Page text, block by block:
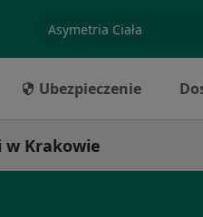
Ubezpieczenie
w Krakowie